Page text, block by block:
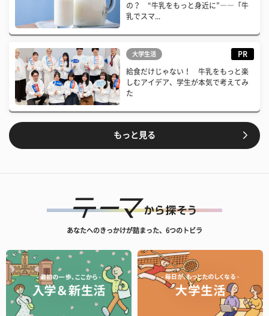
の？ “牛乳をもっと身近に”――「牛
乳でスマ...
大学生活 PR
給食だけじゃない！ 牛乳をもっと楽
しむアイデア、学生が本気で考えてみ
た
もっと見る
あなたへのきっかけが詰まった、6つのトビラ